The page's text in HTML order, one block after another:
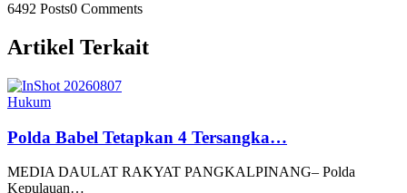
6492 Posts0 Comments
Artikel Terkait
Hukum
Polda Babel Tetapkan 4 Tersangka…
MEDIA DAULAT RAKYAT PANGKALPINANG– Polda
Kepulauan…